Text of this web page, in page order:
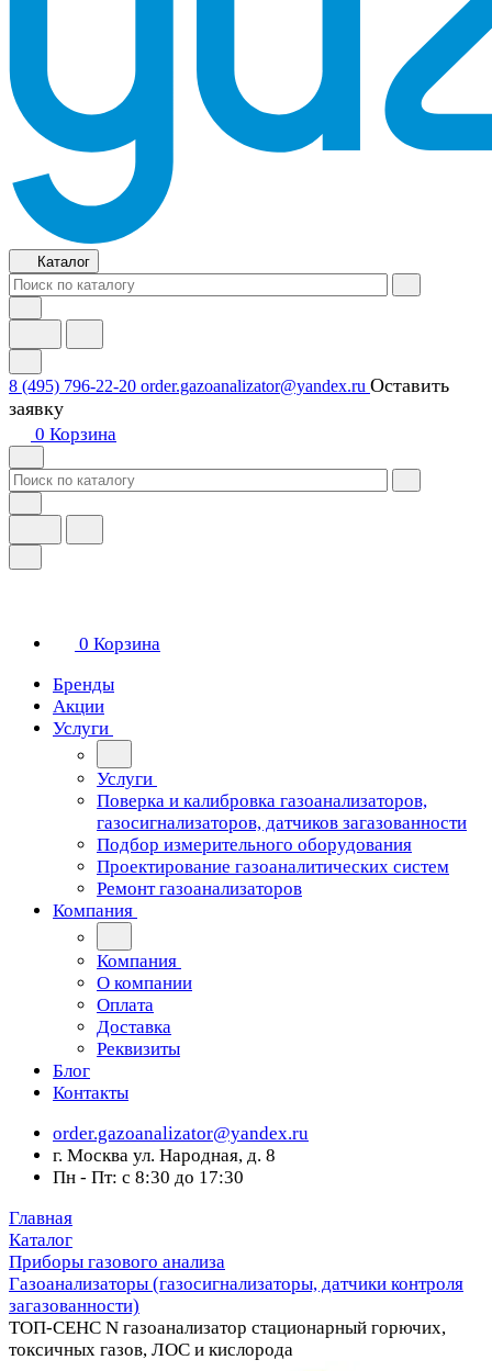
Каталог
8 (495) 796-22-20 order.gazoanalizator@yandex.ru Оставить
заявку
0 Корзина
0 Корзина
Бренды
Акции
Услуги
Услуги
Поверка и калибровка газоанализаторов,
газосигнализаторов, датчиков загазованности
Подбор измерительного оборудования
Проектирование газоаналитических систем
Ремонт газоанализаторов
Компания
Компания
О компании
Оплата
Доставка
Реквизиты
Блог
Контакты
order.gazoanalizator@yandex.ru
г. Москва ул. Народная, д. 8
Пн - Пт: с 8:30 до 17:30
Главная
Каталог
Приборы газового анализа
Газоанализаторы (газосигнализаторы, датчики контроля
загазованности)
ТОП-СЕНС N газоанализатор стационарный горючих,
токсичных газов, ЛОС и кислорода